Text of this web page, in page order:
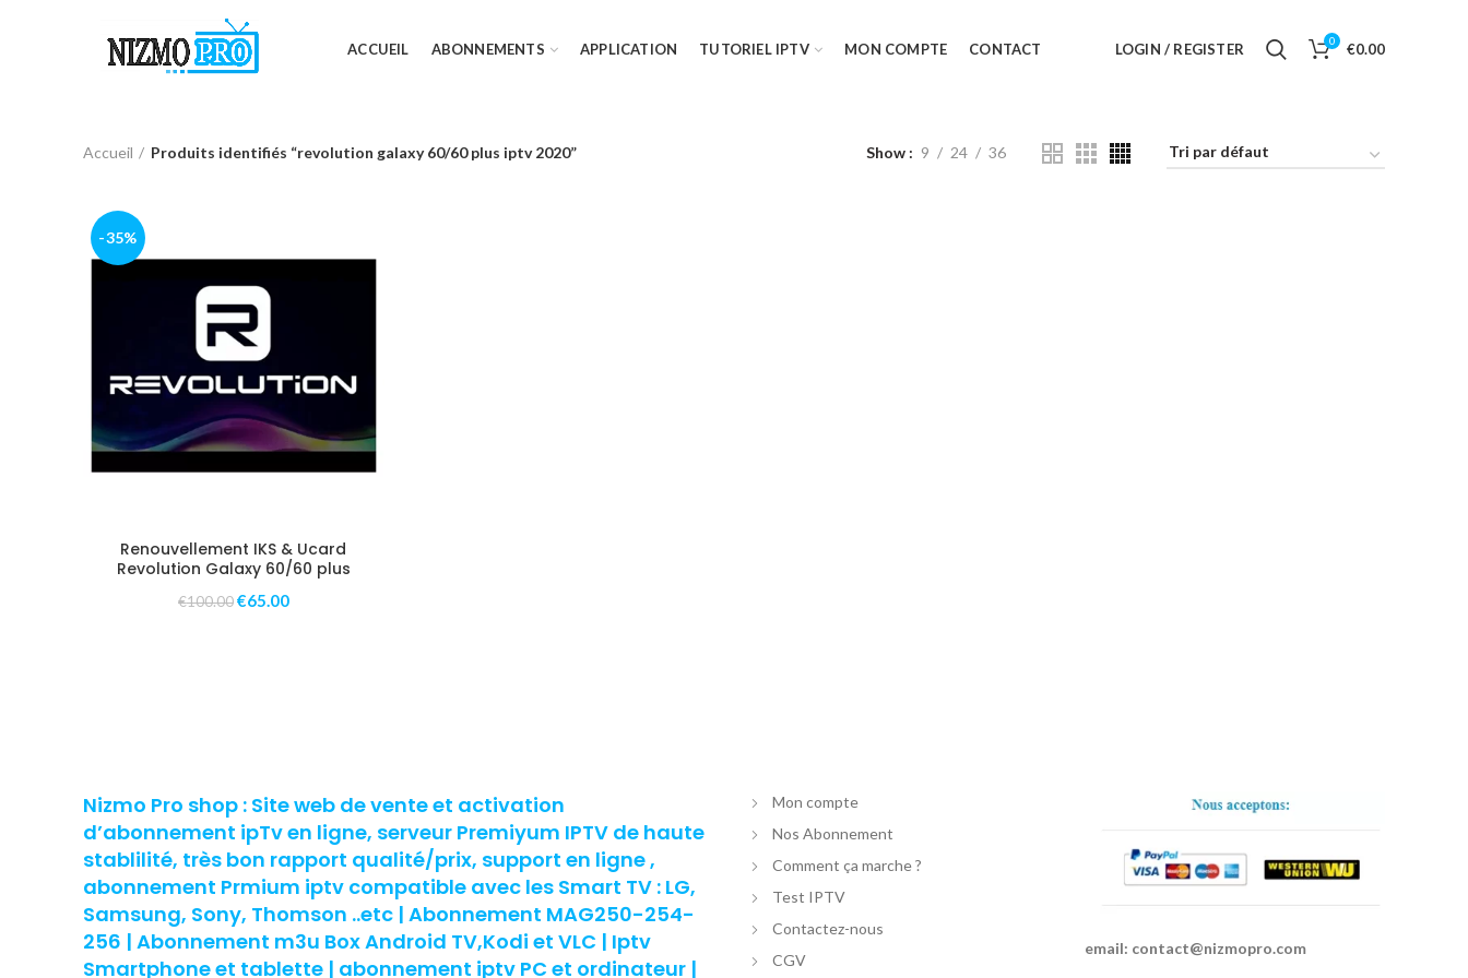
ACCUEIL ABONNEMENTS APPLICATION TUTORIEL IPTV MON COMPTE CONTACT LOGIN / REGISTER 0 €0.00
Accueil Produits identifiés “revolution galaxy 60/60 plus iptv 2020” Show 9 24 36
-35%
Renouvellement IKS & Ucard
Revolution Galaxy 60/60 plus
€100.00 €65.00
Nizmo Pro shop : Site web de vente et activation
d’abonnement ipTv en ligne, serveur Premiyum IPTV de haute
stablilité, très bon rapport qualité/prix, support en ligne ,
abonnement Prmium iptv compatible avec les Smart TV : LG,
Samsung, Sony, Thomson ..etc | Abonnement MAG250-254-
256 | Abonnement m3u Box Android TV,Kodi et VLC | Iptv
Smartphone et tablette | abonnement iptv PC et ordinateur |
Mon compte
Nos Abonnement
Comment ça marche ?
Test IPTV
Contactez-nous
CGV
email: contact@nizmopro.com